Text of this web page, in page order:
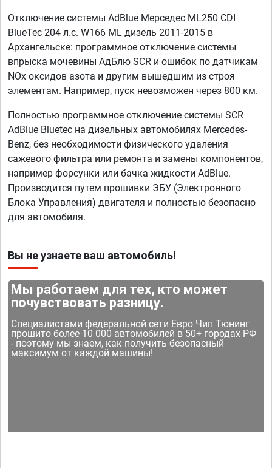
Отключение системы AdBlue Мерседес ML250 CDI
BlueTec 204 л.с. W166 ML дизель 2011-2015 в
Архангельске: программное отключение системы
впрыска мочевины АдБлю SCR и ошибок по датчикам
NOx оксидов азота и другим вышедшим из строя
элементам. Например, пуск невозможен через 800 км.
Полностью программное отключение системы SCR
AdBlue Bluetec на дизельных автомобилях Mercedes-
Benz, без необходимости физического удаления
сажевого фильтра или ремонта и замены компонентов,
например форсунки или бачка жидкости AdBlue.
Производится путем прошивки ЭБУ (Электронного
Блока Управления) двигателя и полностью безопасно
для автомобиля.
Вы не узнаете ваш автомобиль!
Мы работаем для тех, кто может
почувствовать разницу.
Специалистами федеральной сети Евро Чип Тюнинг
прошито более 10 000 автомобилей в 50+ городах РФ
- поэтому мы знаем, как получить безопасный
максимум от каждой машины!